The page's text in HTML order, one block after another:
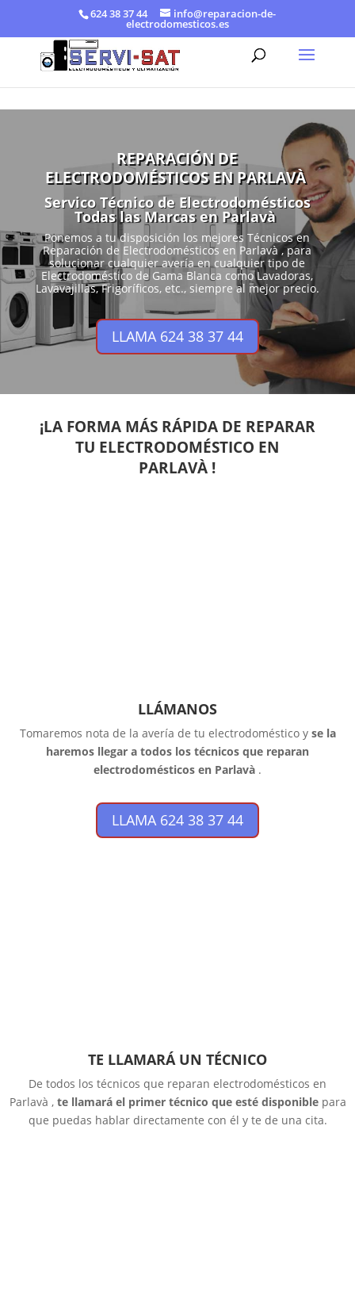
624 38 37 44 info@reparacion-de-
electrodomesticos.es
REPARACIÓN DE
ELECTRODOMÉSTICOS EN PARLAVÀ
Servico Técnico de Electrodomésticos
Todas las Marcas en Parlavà
Ponemos a tu disposición los mejores Técnicos en
Reparación de Electrodomésticos en Parlavà , para
solucionar cualquier avería en cualquier tipo de
Electrodoméstico de Gama Blanca como Lavadoras,
Lavavajillas, Frigoríficos, etc., siempre al mejor precio.
LLAMA 624 38 37 44
¡LA FORMA MÁS RÁPIDA DE REPARAR
TU ELECTRODOMÉSTICO EN
PARLAVÀ !
LLÁMANOS
Tomaremos nota de la avería de tu electrodoméstico y se la
haremos llegar a todos los técnicos que reparan
electrodomésticos en Parlavà .
LLAMA 624 38 37 44
TE LLAMARÁ UN TÉCNICO
De todos los técnicos que reparan electrodomésticos en
Parlavà , te llamará el primer técnico que esté disponiblepara
que puedas hablar directamente con él y te de una cita.